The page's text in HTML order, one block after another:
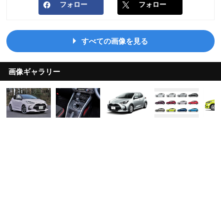
フォロー フォロー
すべての画像を見る
画像ギャラリー